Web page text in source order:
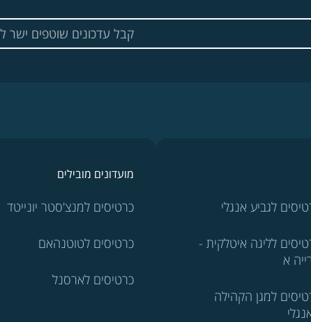
לגביע אנגלי
לליגה איטלקית -
א
למגן הקהילה
מועדונים מובילים
כרטיסים למנצ'סטר יונייטד
כרטיסים לטוטנהאם
כרטיסים לארסנל